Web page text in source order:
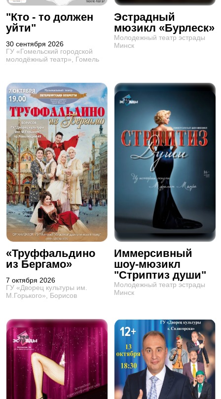
"Кто - то должен
уйти"
30 сентября 2026
ГУ «Гомельский городской
молодёжный театр», Гомель
Эстрадный
мюзикл «Бурлеск»
Молодежный театр эстрады
Минск
«Труффальдино
из Бергамо»
7 октября 2026
ГУ «Дворец культуры им.
М.Горького», Борисов
Иммерсивный
шоу-мюзикл
"Стриптиз души"
Молодежный театр эстрады
Минск